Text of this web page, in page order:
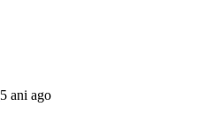
5 ani ago